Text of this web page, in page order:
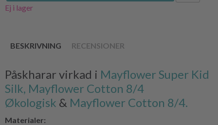
Ej i lager
BESKRIVNING RECENSIONER
Påskharar virkad i Mayflower Super Kid
Silk, Mayflower Cotton 8/4
Økologisk & Mayflower Cotton 8/4.
Materialer: